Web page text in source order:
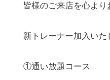
皆様のご来店を心よ
新トレーナー加入い
①通い放題コース